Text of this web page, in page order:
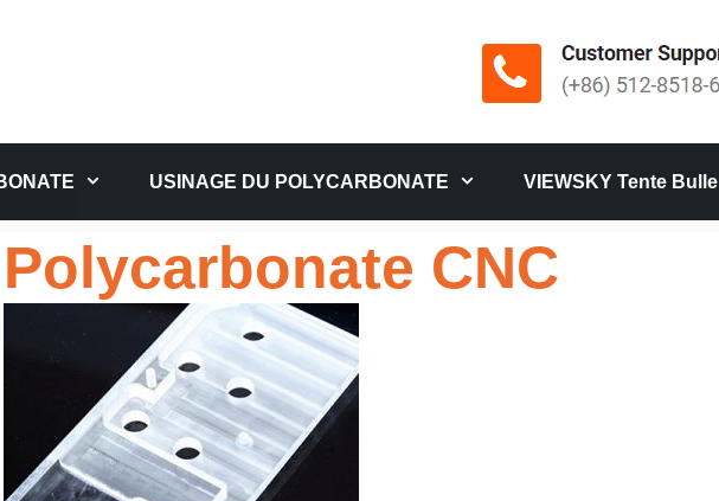
USINAGE DU POLYCARBONATE VIEWSKY Tente Bulle
Polycarbonate CNC